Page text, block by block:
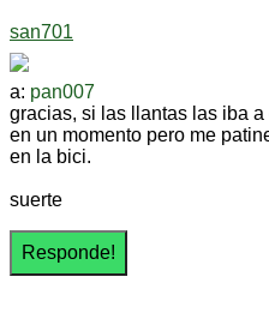
san701
a: pan007
gracias, si las llantas las iba
en un momento pero me
en la bici.
suerte